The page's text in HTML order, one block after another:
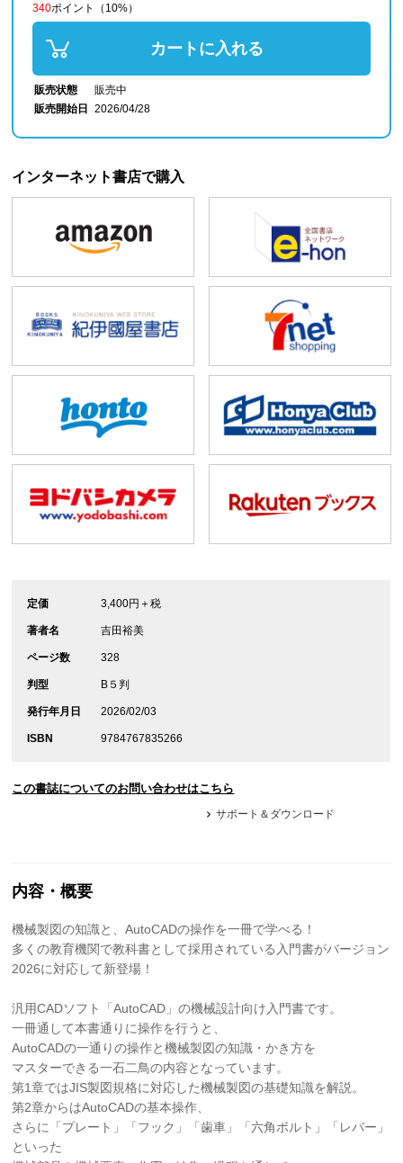
340ポイント （10%）
カートに入れる
販売状態
販売中
販売開始日 2026/04/28
インターネット書店で購入
定価 3,400円＋税
著者名 吉田裕美
ページ数 328
判型 B５判
発行年月日 2026/02/03
ISBN 9784767835266
この書誌についてのお問い合わせはこちら
サポート＆ダウンロード
内容・概要
機械製図の知識と、AutoCADの操作を一冊で学べる！
多くの教育機関で教科書として採用されている入門書がバージョン
2026に対応して新登場！
汎用CADソフト「AutoCAD」の機械設計向け入門書です。
一冊通して本書通りに操作を行うと、
AutoCADの一通りの操作と機械製図の知識・かき方を
マスターできる一石二鳥の内容となっています。
第1章ではJIS製図規格に対応した機械製図の基礎知識を解説。
第2章からはAutoCADの基本操作、
さらに「プレート」「フック」「歯車」「六角ボルト」「レバー」
といった